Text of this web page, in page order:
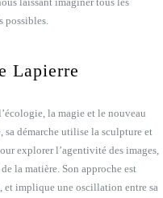
possibles.
Lapierre
la magie et le nouveau
sa démarche utilise la sculpture et
explorer l’agentivité des images,
la matière. Son approche est
et implique une oscillation entre sa